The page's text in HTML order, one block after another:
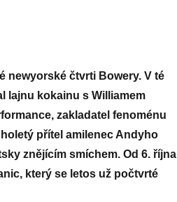
newyorské čtvrti Bowery. V té
lajnu kokainu s Williamem
zakladatel fenoménu
přítel amilenec Andyho
znějícím smíchem. Od 6. října
který se letos už počtvrté